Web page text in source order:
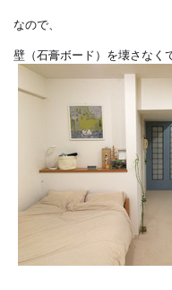
なので、
壁（石膏ボード）を壊さなく